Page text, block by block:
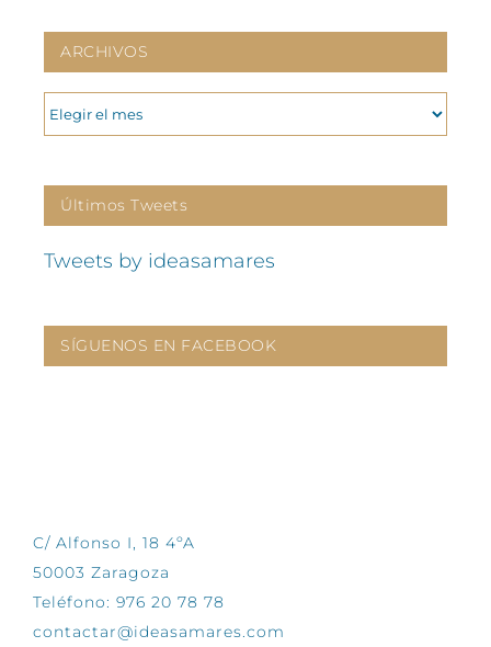
ARCHIVOS
ARCHIVOS
Últimos Tweets
Tweets by ideasamares
SÍGUENOS EN FACEBOOK
C/ Alfonso I, 18 4ºA
50003 Zaragoza
Teléfono: 976 20 78 78
contactar@ideasamares.com